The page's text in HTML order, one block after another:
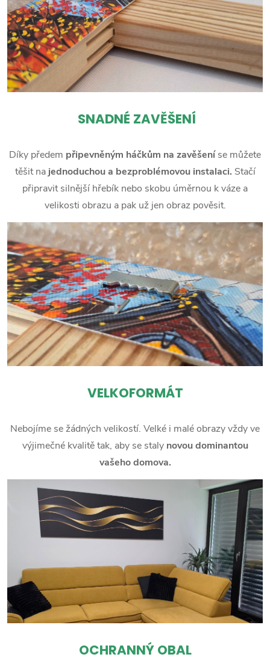
SNADNÉ ZAVĚŠENÍ
Díky předem připevněným háčkům na zavěšeníse můžete
těšit na jednoduchou a bezproblémovou instalaci. Stačí
připravit silnější hřebík nebo skobu úměrnou k váze a
velikosti obrazu a pak už jen obraz pověsit.
VELKOFORMÁT
Nebojíme se žádných velikostí. Velké i malé obrazy vždy ve
výjimečné kvalitě tak, aby se staly novou dominantou
vašeho domova.
OCHRANNÝ OBAL